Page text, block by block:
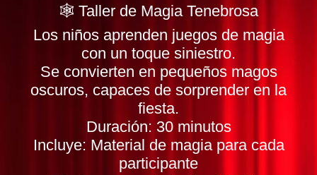
🕸️ Taller de Magia Tenebrosa
Los niños aprenden juegos de magia
con un toque siniestro.
Se convierten en pequeños magos
oscuros, capaces de sorprender en la
fiesta.
Duración: 30 minutos
Incluye: Material de magia para cada
participante